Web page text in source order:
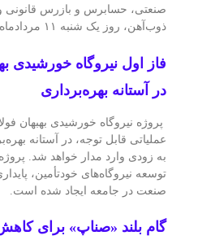
صنعتی، حسابرس و بازرس قانونی
ذوب‌آهن، روز یک شنبه ۱۱ مردادماه در تالار آهن برگزار شد.
فاز اول نیروگاه خورشیدی
در آستانه بهره‌برداری
پروژه نیروگاه خورشیدی بهبهان
عملیاتی قابل‌ توجه، در آستانه
به‌ زودی وارد مدار خواهد شد.
توسعه نیروگاه‌های خودتأمین،
صنعت در جامعه ایجاد شده است.
گام بلند «صناپ» برای